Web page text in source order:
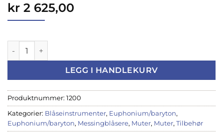
kr 2 625,00
Denis Wick 5587 Euphonium SM travel mute antall
LEGG I HANDLEKURV
Produktnummer: 1200
Kategorier: Blåseinstrumenter, Euphonium/baryton,
Euphonium/baryton, Messingblåsere, Muter, Muter, Tilbehør